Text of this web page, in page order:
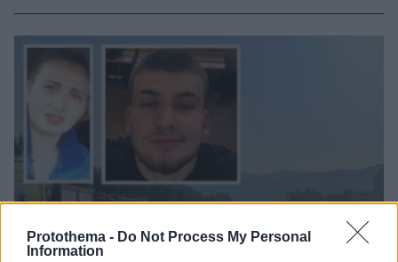
Protothema - Do Not Process My Personal
Information